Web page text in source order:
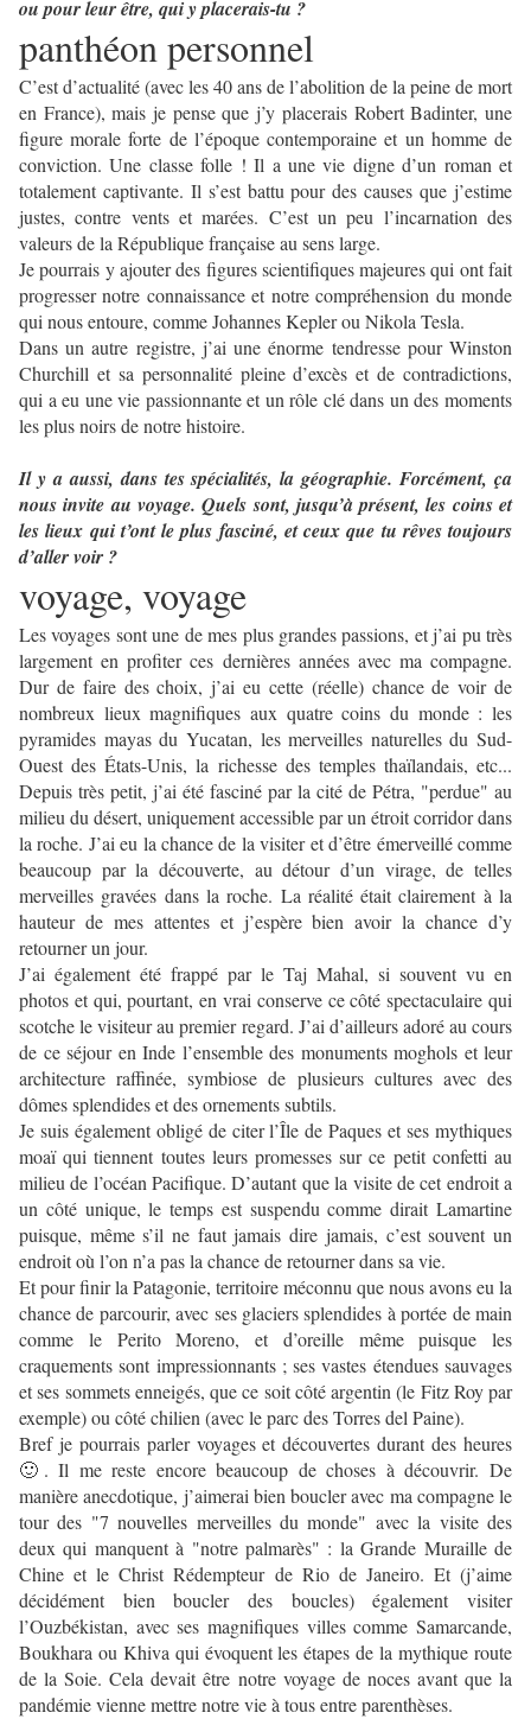
ou pour leur être, qui y placerais-tu ?
panthéon personnel
C’est d’actualité (avec les 40 ans de l’abolition de la peine de mort
en France), mais je pense que j’y placerais Robert Badinter, une
figure morale forte de l’époque contemporaine et un homme de
conviction. Une classe folle ! Il a une vie digne d’un roman et
totalement captivante. Il s’est battu pour des causes que j’estime
justes, contre vents et marées. C’est un peu l’incarnation des
valeurs de la République française au sens large.
Je pourrais y ajouter des figures scientifiques majeures qui ont fait
progresser notre connaissance et notre compréhension du monde
qui nous entoure, comme Johannes Kepler ou Nikola Tesla.
Dans un autre registre, j’ai une énorme tendresse pour Winston
Churchill et sa personnalité pleine d’excès et de contradictions,
qui a eu une vie passionnante et un rôle clé dans un des moments
les plus noirs de notre histoire.
Il y a aussi, dans tes spécialités, la géographie. Forcément, ça
nous invite au voyage. Quels sont, jusqu’à présent, les coins et
les lieux qui t’ont le plus fasciné, et ceux que tu rêves toujours
d’aller voir ?
voyage, voyage
Les voyages sont une de mes plus grandes passions, et j’ai pu très
largement en profiter ces dernières années avec ma compagne.
Dur de faire des choix, j’ai eu cette (réelle) chance de voir de
nombreux lieux magnifiques aux quatre coins du monde : les
pyramides mayas du Yucatan, les merveilles naturelles du Sud-
Ouest des États-Unis, la richesse des temples thaïlandais, etc...
Depuis très petit, j’ai été fasciné par la cité de Pétra, "perdue" au
milieu du désert, uniquement accessible par un étroit corridor dans
la roche. J’ai eu la chance de la visiter et d’être émerveillé comme
beaucoup par la découverte, au détour d’un virage, de telles
merveilles gravées dans la roche. La réalité était clairement à la
hauteur de mes attentes et j’espère bien avoir la chance d’y
retourner un jour.
J’ai également été frappé par le Taj Mahal, si souvent vu en
photos et qui, pourtant, en vrai conserve ce côté spectaculaire qui
scotche le visiteur au premier regard. J’ai d’ailleurs adoré au cours
de ce séjour en Inde l’ensemble des monuments moghols et leur
architecture raffinée, symbiose de plusieurs cultures avec des
dômes splendides et des ornements subtils.
Je suis également obligé de citer l’Île de Paques et ses mythiques
moaï qui tiennent toutes leurs promesses sur ce petit confetti au
milieu de l’océan Pacifique. D’autant que la visite de cet endroit a
un côté unique, le temps est suspendu comme dirait Lamartine
puisque, même s’il ne faut jamais dire jamais, c’est souvent un
endroit où l’on n’a pas la chance de retourner dans sa vie.
Et pour finir la Patagonie, territoire méconnu que nous avons eu la
chance de parcourir, avec ses glaciers splendides à portée de main
comme le Perito Moreno, et d’oreille même puisque les
craquements sont impressionnants ; ses vastes étendues sauvages
et ses sommets enneigés, que ce soit côté argentin (le Fitz Roy par
exemple) ou côté chilien (avec le parc des Torres del Paine).
Bref je pourrais parler voyages et découvertes durant des heures
🙂. Il me reste encore beaucoup de choses à découvrir. De
manière anecdotique, j’aimerai bien boucler avec ma compagne le
tour des "7 nouvelles merveilles du monde" avec la visite des
deux qui manquent à "notre palmarès" : la Grande Muraille de
Chine et le Christ Rédempteur de Rio de Janeiro. Et (j’aime
décidément bien boucler des boucles) également visiter
l’Ouzbékistan, avec ses magnifiques villes comme Samarcande,
Boukhara ou Khiva qui évoquent les étapes de la mythique route
de la Soie. Cela devait être notre voyage de noces avant que la
pandémie vienne mettre notre vie à tous entre parenthèses.